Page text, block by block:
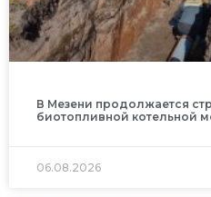
В Мезени продолжается
биотопливной котельной
06.08.2026